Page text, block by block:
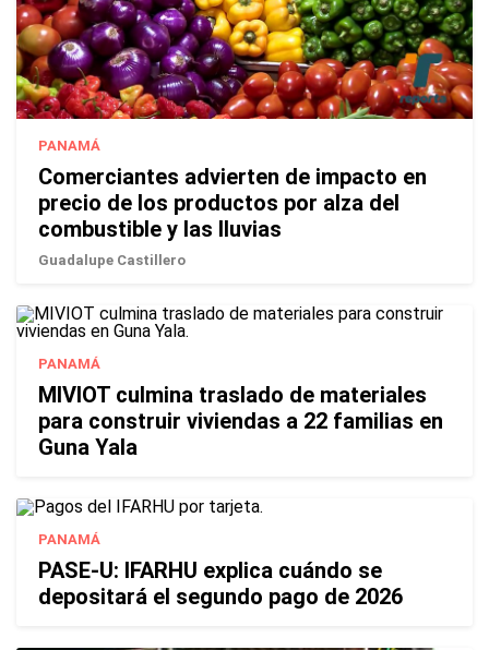
PANAMÁ
Comerciantes advierten de impacto en
precio de los productos por alza del
combustible y las lluvias
Guadalupe Castillero
PANAMÁ
MIVIOT culmina traslado de materiales
para construir viviendas a 22 familias en
Guna Yala
PANAMÁ
PASE-U: IFARHU explica cuándo se
depositará el segundo pago de 2026